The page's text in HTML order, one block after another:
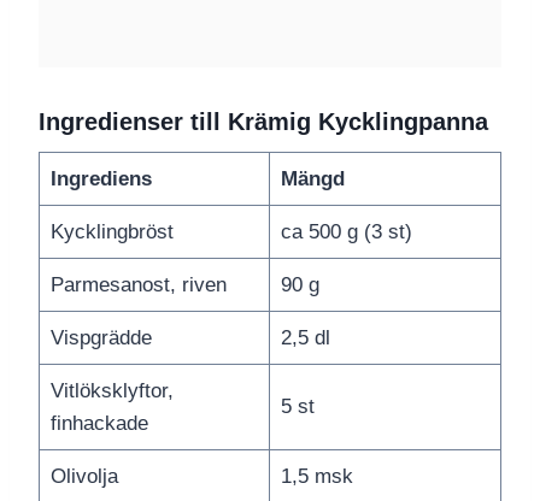
Ingredienser till Krämig Kycklingpanna
Ingrediens Mängd
Kycklingbröst ca 500 g (3 st)
Parmesanost, riven 90 g
Vispgrädde 2,5 dl
Vitlöksklyftor,
finhackade
5 st
Olivolja 1,5 msk